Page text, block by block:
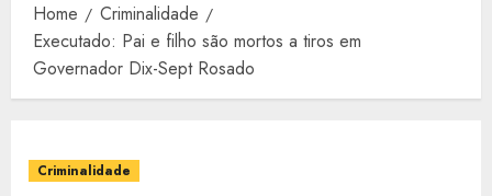
Home
Criminalidade
Executado: Pai e filho são mortos a tiros em
Governador Dix-Sept Rosado
Criminalidade